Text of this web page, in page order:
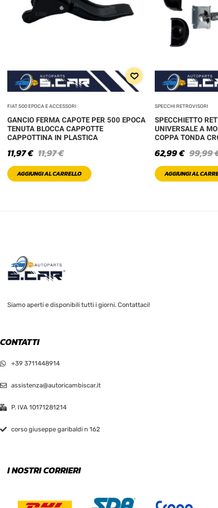
FIAT 500 EPOCA E ACCESSORI
GANCIO FERMA CAPOTE PER 500 EPOCA
TENUTA BLOCCA CAPPOTTE
CAPPOTTINA IN PLASTICA
11,97€
11,97€
AGGIUNGI AL CARRELLO
SPECCHI RETROVISORI
SPECCHIETTO
UNIVERSALE A
COPPA TONDA
99,99
62,99€
AGGIUNGI AL
Siamo aperti e disponibili tutti i giorni. Contattaci!
CONTATTI
+39 3711448914
assistenza@autoricambiscar.it
P. IVA 10171281214
corso giuseppe garibaldi n 162
I NOSTRI CORRIERI